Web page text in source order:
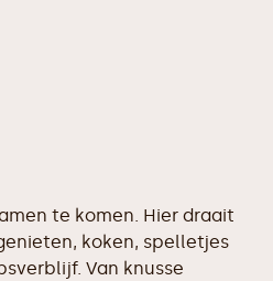
te komen. Hier draait
koken, spelletjes
Van knusse